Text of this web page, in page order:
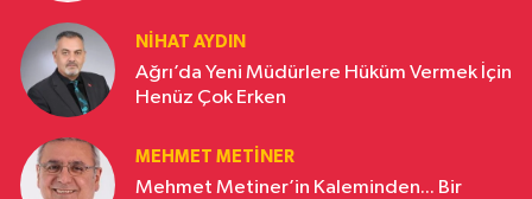
NIHAT AYDIN
Ağrı’da Yeni Müdürlere Hüküm Vermek İçin
Henüz Çok Erken
MEHMET METINER
Mehmet Metiner’in Kaleminden... Bir